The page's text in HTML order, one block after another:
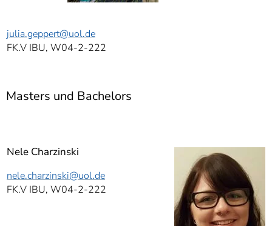
julia.geppert@uol.de
FK.V IBU, W04-2-222
Masters und Bachelors
Nele Charzinski
nele.charzinski@uol.de
FK.V IBU, W04-2-222